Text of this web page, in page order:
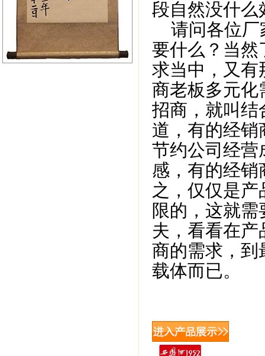
段自然没什么
请问各位厂
要什么？当然
求当中，又有
商老板多元化
招商，就叫结
道，有的经
节约公司经营
感，有的经
之，仅仅是
限的，这就
夫，看看在
商的需求，到
载体而已。